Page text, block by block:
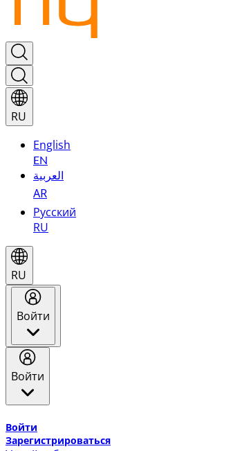
RU
English
EN
العربية
AR
Русский
RU
RU
Войти
Войти
Войти
Зарегистрироваться